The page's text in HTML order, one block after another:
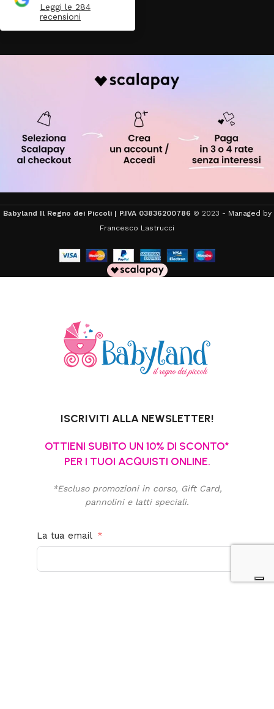
Leggi le 284
recensioni
Babyland Il Regno dei Piccoli | P.IVA 03836200786 © 2023 - Managed by
Francesco Lastrucci
ISCRIVITI ALLA NEWSLETTER!
OTTIENI SUBITO UN 10% DI SCONTO*
PER I TUOI ACQUISTI ONLINE.
*Escluso promozioni in corso, Gift Card,
pannolini e latti speciali.
La tua email